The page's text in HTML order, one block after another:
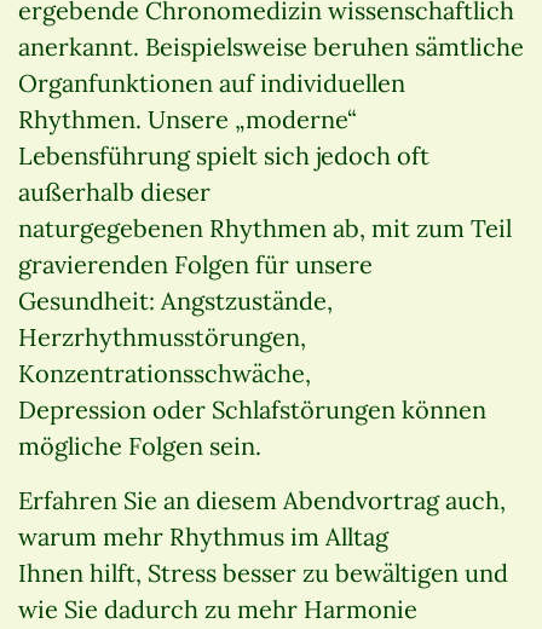
ergebende Chronomedizin wissenschaftlich
anerkannt. Beispielsweise beruhen sämtliche
Organfunktionen auf individuellen
Rhythmen. Unsere „moderne“
Lebensführung spielt sich jedoch oft
außerhalb dieser
naturgegebenen Rhythmen ab, mit zum Teil
gravierenden Folgen für unsere
Gesundheit: Angstzustände,
Herzrhythmusstörungen,
Konzentrationsschwäche,
Depression oder Schlafstörungen können
mögliche Folgen sein.
Erfahren Sie an diesem Abendvortrag auch,
warum mehr Rhythmus im Alltag
Ihnen hilft, Stress besser zu bewältigen und
wie Sie dadurch zu mehr Harmonie